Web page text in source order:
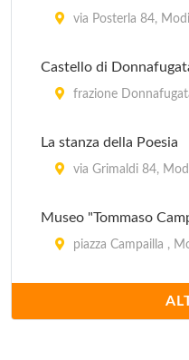
via Posterla 84,
Castello di
frazione
La stanza della Poesia
via Grimaldi 84,
Museo "Tommaso
piazza Campailla ,
Museo Archeologico
Via Natalelli 2,